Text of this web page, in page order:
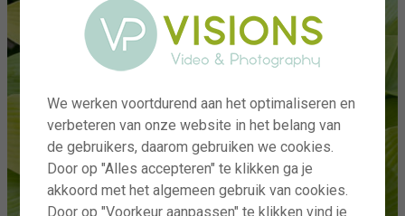
We werken voortdurend aan het optimaliseren en
verbeteren van onze website in het belang van
de gebruikers, daarom gebruiken we cookies.
Door op "Alles accepteren" te klikken ga je
akkoord met het algemeen gebruik van cookies.
Door op "Voorkeur aanpassen" te klikken vind je